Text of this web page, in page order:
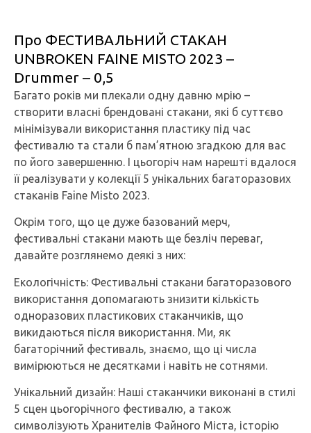
Про ФЕСТИВАЛЬНИЙ СТАКАН
UNBROKEN FAINE MISTO 2023 –
Drummer – 0,5
Багато років ми плекали одну давню мрію –
створити власні брендовані стакани, які б суттєво
мінімізували використання пластику під час
фестивалю та стали б пам’ятною згадкою для вас
по його завершенню. І цьогоріч нам нарешті вдалося
її реалізувати у колекції 5 унікальних багаторазових
стаканів Faine Misto 2023.
Окрім того, що це дуже базований мерч,
фестивальні стакани мають ще безліч переваг,
давайте розглянемо деякі з них:
Екологічність: Фестивальні стакани багаторазового
використання допомагають знизити кількість
одноразових пластикових стаканчиків, що
викидаються після використання. Ми, як
багаторічний фестиваль, знаємо, що ці числа
вимірюються не десятками і навіть не сотнями.
Унікальний дизайн: Наші стаканчики виконані в стилі
5 сцен цьогорічного фестивалю, а також
символізують Хранителів Файного Міста, історію